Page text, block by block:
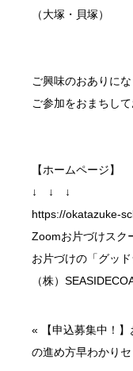
（大塚・貝塚）
ご興味のおありに
ご参加をおまちして
【ホームページ】
↓ ↓ ↓
https://okatazuke-
Zoomお片づけスク
お片づけの「グッ
（株）
«
【申込募集中！
の進め方早わかり